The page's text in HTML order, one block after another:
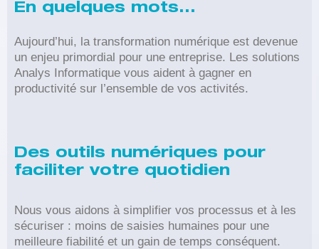
En quelques mots...
Aujourd’hui, la transformation numérique est devenue
un enjeu primordial pour une entreprise. Les solutions
Analys Informatique vous aident à gagner en
productivité sur l’ensemble de vos activités.
Des outils numériques pour
faciliter votre quotidien
Nous vous aidons à simplifier vos processus et à les
sécuriser : moins de saisies humaines pour une
meilleure fiabilité et un gain de temps conséquent.